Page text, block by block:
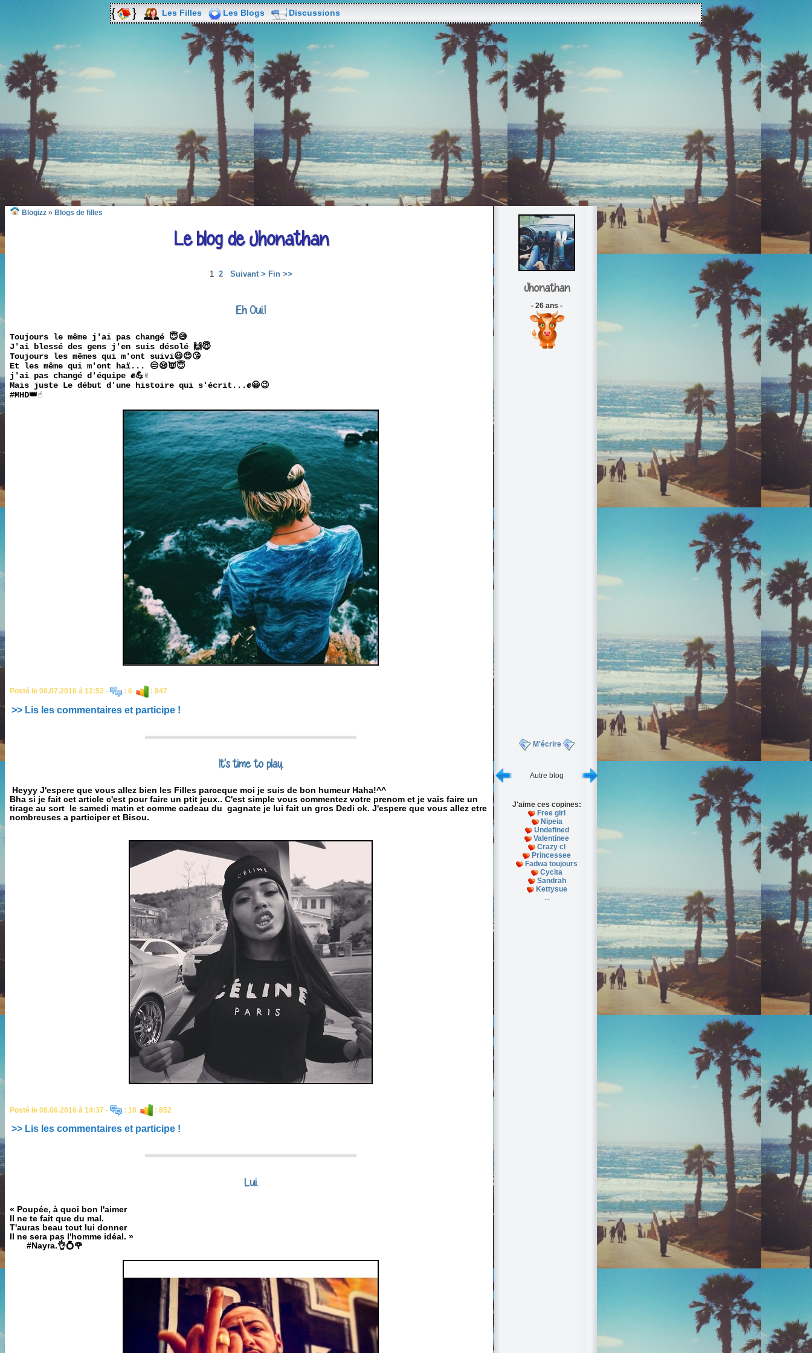
Les Filles Les Blogs Discussions
Blogizz » Blogs de filles
Le blog de Jhonathan
1 2 Suivant > Fin >>
Eh Oui.!
Toujours le même j'ai pas changé 😇😅
J'ai blessé des gens j'en suis désolé 🙌😇
Toujours les mêmes qui m'ont suivi😃😍😘
Et les même qui m'ont haï... 😒😪👿😇
j'ai pas changé d'équipe ✊💪✌️
Mais juste Le début d'une histoire qui s'écrit...✊😀😉
‪#‎MHD‬👑☝️
Posté le 08.07.2016 à 12:52 - : 6 : 847
>> Lis les commentaires et participe !
It's time to play.
Heyyy J'espere que vous allez bien les Filles parceque moi je suis de bon humeur Haha!^^
Bha si je fait cet article c'est pour faire un ptit jeux.. C'est simple vous commentez votre prenom et je vais faire un
tirage au sort le samedi matin et comme cadeau du gagnate je lui fait un gros Dedi ok. J'espere que vous allez etre
nombreuses a participer et Bisou.
Posté le 08.06.2016 à 14:37 - : 10 : 852
>> Lis les commentaires et participe !
Lui.
« Poupée, à quoi bon l'aimer
Il ne te fait que du mal.
T'auras beau tout lui donner
Il ne sera pas l'homme idéal. »
‪ #‎Nayra.👌💍🌹
Jhonathan
- 26 ans -
M'écrire
Autre blog
J'aime ces copines:
Free girl
Nipeia
Undefined
Valentinee
Crazy cl
Princessee
Fadwa toujours
Cycita
Sandrah
Kettysue
...